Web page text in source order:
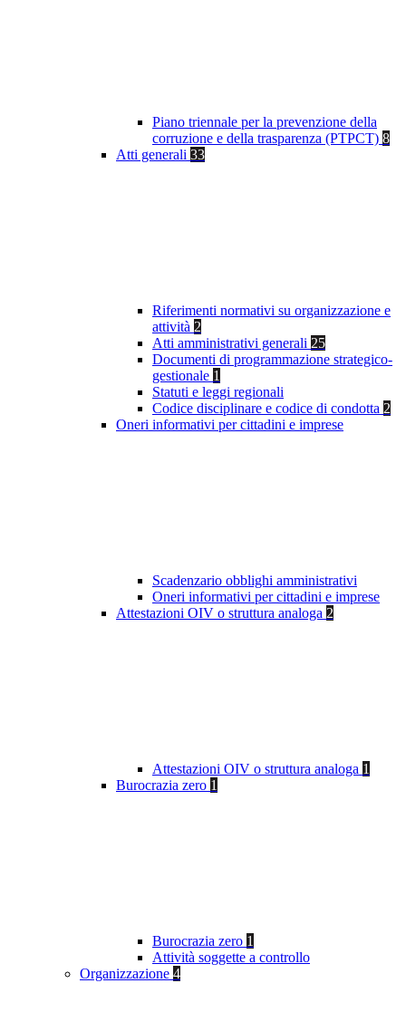
Piano triennale per la prevenzione della
corruzione e della trasparenza (PTPCT) 8
Atti generali 33
Riferimenti normativi su organizzazione e
attività 2
Atti amministrativi generali 25
Documenti di programmazione strategico-
gestionale 1
Statuti e leggi regionali
Codice disciplinare e codice di condotta 2
Oneri informativi per cittadini e imprese
Scadenzario obblighi amministrativi
Oneri informativi per cittadini e imprese
Attestazioni OIV o struttura analoga 2
Attestazioni OIV o struttura analoga 1
Burocrazia zero 1
Burocrazia zero 1
Attività soggette a controllo
Organizzazione 4